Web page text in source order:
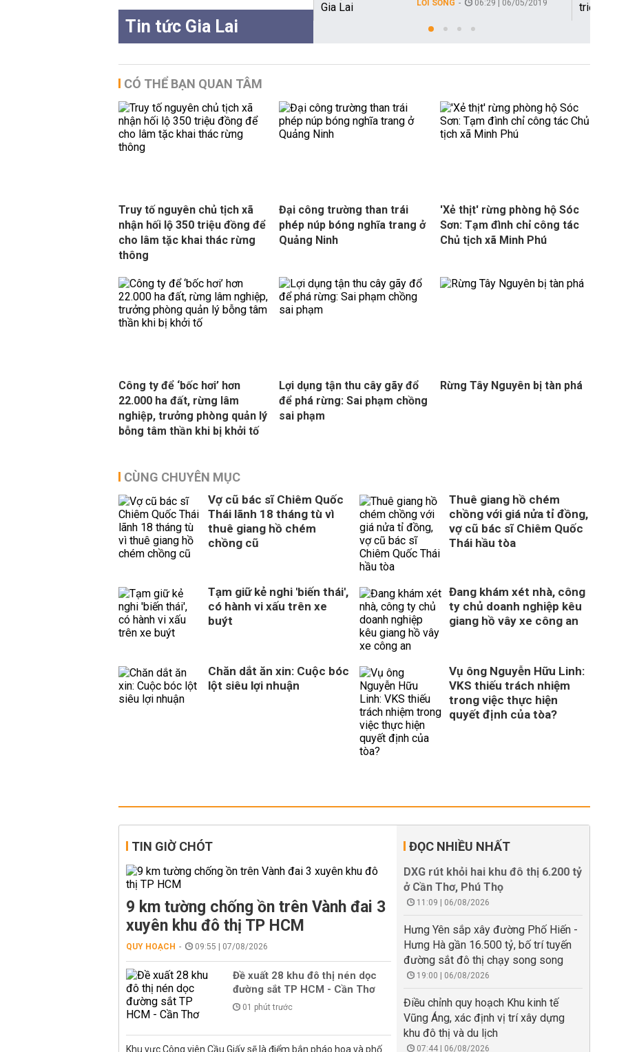
Tin tức Gia Lai
LỐI SỐNG 06:29 | 06/05/2019
CÓ THỂ BẠN QUAN TÂM
Truy tố nguyên chủ tịch xã
nhận hối lộ 350 triệu đồng để
cho lâm tặc khai thác rừng
thông
Đại công trường than trái
phép núp bóng nghĩa trang ở
Quảng Ninh
'Xẻ thịt' rừng phòng hộ Sóc
Sơn: Tạm đình chỉ công tác
Chủ tịch xã Minh Phú
Công ty để ‘bốc hơi’ hơn
22.000 ha đất, rừng lâm
nghiệp, trưởng phòng quản lý
bỗng tâm thần khi bị khởi tố
Lợi dụng tận thu cây gãy đổ
để phá rừng: Sai phạm chồng
sai phạm
Rừng Tây Nguyên bị tàn phá
CÙNG CHUYÊN MỤC
Vợ cũ bác sĩ Chiêm Quốc
Thái lãnh 18 tháng tù vì
thuê giang hồ chém
chồng cũ
Thuê giang hồ chém
chồng với giá nửa tỉ đồng,
vợ cũ bác sĩ Chiêm Quốc
Thái hầu tòa
Tạm giữ kẻ nghi 'biến thái',
có hành vi xấu trên xe
buýt
Đang khám xét nhà, công
ty chủ doanh nghiệp kêu
giang hồ vây xe công an
Chăn dắt ăn xin: Cuộc bóc
lột siêu lợi nhuận
Vụ ông Nguyễn Hữu Linh:
VKS thiếu trách nhiệm
trong việc thực hiện
quyết định của tòa?
TIN GIỜ CHÓT
9 km tường chống ồn trên Vành đai 3
xuyên khu đô thị TP HCM
QUY HOẠCH 09:55 | 07/08/2026
Đề xuất 28 khu đô thị nén dọc
đường sắt TP HCM - Cần Thơ
01 phút trước
Khu vực Công viên Cầu Giấy sẽ là điểm bắn pháo hoa và phố
ĐỌC NHIỀU NHẤT
DXG rút khỏi hai khu đô thị 6.200 tỷ
ở Cần Thơ, Phú Thọ
11:09 | 06/08/2026
Hưng Yên sắp xây đường Phố Hiến -
Hưng Hà gần 16.500 tỷ, bố trí tuyến
đường sắt đô thị chạy song song
19:00 | 06/08/2026
Điều chỉnh quy hoạch Khu kinh tế
Vũng Áng, xác định vị trí xây dựng
khu đô thị và du lịch
07:44 | 06/08/2026